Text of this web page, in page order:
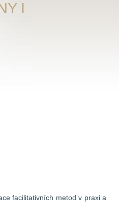
I
facilitativních metod v praxi a